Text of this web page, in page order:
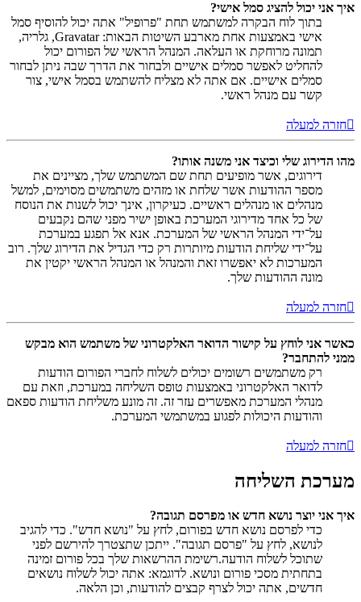
איך אני יכול להציג סמל אישי?
בתוך לוח הבקרה למשתמש תחת "פרופיל" אתה יכול להוסיף סמל
אישי באמצעות אחת מארבע השיטות הבאות: Gravatar, גלריה,
תמונה מרוחקת או העלאה. המנהל הראשי של הפורום יכול
להחליט לאפשר סמלים אישיים ולבחור את הדרך שבה ניתן לבחור
סמלים אישיים. אם אתה לא מצליח להשתמש בסמל אישי, צור
קשר עם מנהל ראשי.
חזרה למעלה
מהו הדירוג שלי וכיצד אני משנה אותו?
דירוגים, אשר מופיעים תחת שם המשתמש שלך, מציינים את
מספר ההודעות אשר שלחת או מזהים משתמשים מסוימים, למשל
מנהלים או מנהלים ראשיים. כעיקרון, אינך יכול לשנות את הנוסח
של כל אחד מדירוגי המערכת באופן ישיר מפני שהם נקבעים
על־ידי המנהל הראשי של המערכת. אנא אל תפגע במערכת
על־ידי שליחת הודעות מיותרות רק כדי הגדיל את הדירוג שלך. רוב
המערכות לא יאפשרו זאת והמנהל או המנהל הראשי יקטין את
מונה ההודעות שלך.
חזרה למעלה
כאשר אני לוחץ על קישור הדואר האלקטרוני של משתמש הוא מבקש
ממני להתחבר?
רק משתמשים רשומים יכולים לשלוח לחברי הפורום הודעות
לדואר האלקטרוני באמצעות טופס השליחה במערכת, וזאת עם
מנהלי המערכת מאפשרים עזר זה. זה מונע משליחת הודעות ספאם
והודעות היכולות לפגוע במשתמשי המערכת.
חזרה למעלה
מערכת השליחה
איך אני יוצר נושא חדש או מפרסם תגובה?
כדי לפרסם נושא חדש בפורום, לחץ על "נושא חדש". כדי להגיב
לנושא, לחץ על "פרסם תגובה". ייתכן שתצטרך להירשם לפני
שתוכל לשלוח הודעה.רשימת ההרשאות שלך בכל פורום זמינה
בתחתית מסכי פורום ונושא. לדוגמא: אתה יכול לשלוח נושאים
חדשים, אתה יכול לצרף קבצים להודעות, וכן הלאה.